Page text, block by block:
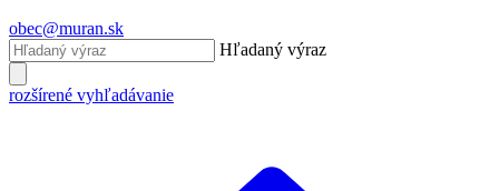
obec@muran.sk
Hľadaný výraz
rozšírené vyhľadávanie